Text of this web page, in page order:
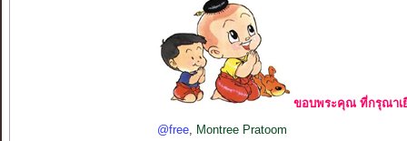
ขอบพระคุณ ที่กรุณาเ
@free, Montree Pratoom